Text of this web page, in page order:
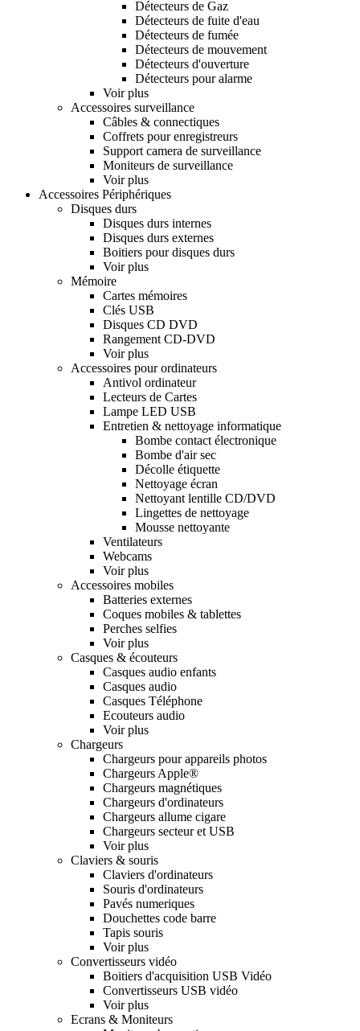
Détecteurs de Gaz
Détecteurs de fuite d'eau
Détecteurs de fumée
Détecteurs de mouvement
Détecteurs d'ouverture
Détecteurs pour alarme
Voir plus
Accessoires surveillance
Câbles & connectiques
Coffrets pour enregistreurs
Support camera de surveillance
Moniteurs de surveillance
Voir plus
Accessoires Périphériques
Disques durs
Disques durs internes
Disques durs externes
Boitiers pour disques durs
Voir plus
Mémoire
Cartes mémoires
Clés USB
Disques CD DVD
Rangement CD-DVD
Voir plus
Accessoires pour ordinateurs
Antivol ordinateur
Lecteurs de Cartes
Lampe LED USB
Entretien & nettoyage informatique
Bombe contact électronique
Bombe d'air sec
Décolle étiquette
Nettoyage écran
Nettoyant lentille CD/DVD
Lingettes de nettoyage
Mousse nettoyante
Ventilateurs
Webcams
Voir plus
Accessoires mobiles
Batteries externes
Coques mobiles & tablettes
Perches selfies
Voir plus
Casques & écouteurs
Casques audio enfants
Casques audio
Casques Téléphone
Ecouteurs audio
Voir plus
Chargeurs
Chargeurs pour appareils photos
Chargeurs Apple®
Chargeurs magnétiques
Chargeurs d'ordinateurs
Chargeurs allume cigare
Chargeurs secteur et USB
Voir plus
Claviers & souris
Claviers d'ordinateurs
Souris d'ordinateurs
Pavés numeriques
Douchettes code barre
Tapis souris
Voir plus
Convertisseurs vidéo
Boitiers d'acquisition USB Vidéo
Convertisseurs USB vidéo
Voir plus
Ecrans & Moniteurs